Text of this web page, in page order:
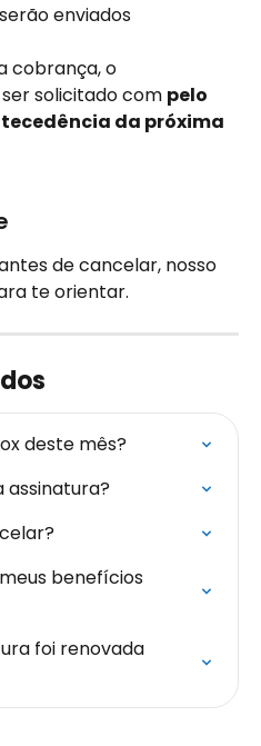
enviados
cobrança, o
solicitado com pelo
da próxima
de cancelar, nosso
te orientar.
deste mês?
assinatura?
benefícios
foi renovada